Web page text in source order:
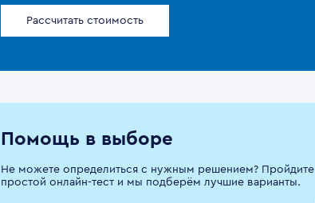
Рассчитать стоимость
Помощь в выборе
Не можете определиться с нужным решением? Пройдите
простой онлайн-тест и мы подберём лучшие варианты.